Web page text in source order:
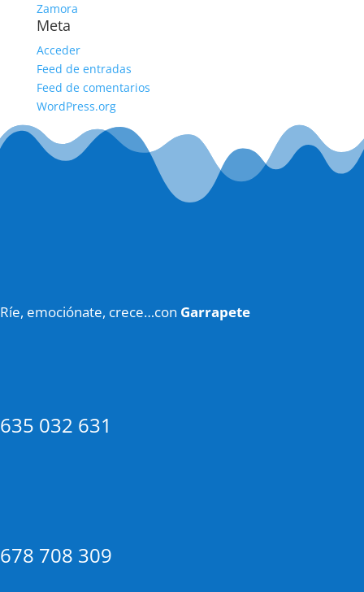
Zamora
Meta
Acceder
Feed de entradas
Feed de comentarios
WordPress.org
Ríe, emociónate, crece…con Garrapete
635 032 631
678 708 309